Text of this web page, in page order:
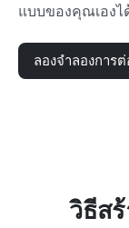
แบบของคุณเองไ
ลองจำลองการ
วิธีส